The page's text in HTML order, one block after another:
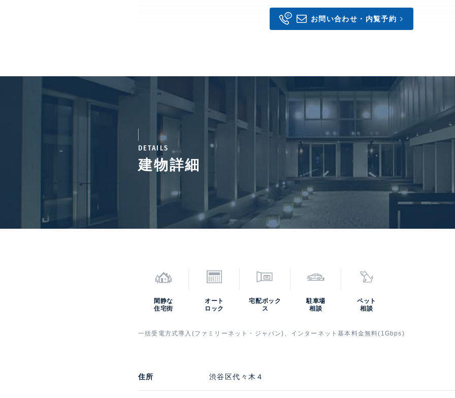
お問い合わせ・内覧予約
DETAILS
建物詳細
閑静な
住宅街
オート
ロック
宅配ボック
ス
駐車場
相談
ペット
相談
一括受電方式導入(ファミリーネット・ジャパン)、インターネット基本料金無料(1Gbps)
住所 渋谷区代々木４